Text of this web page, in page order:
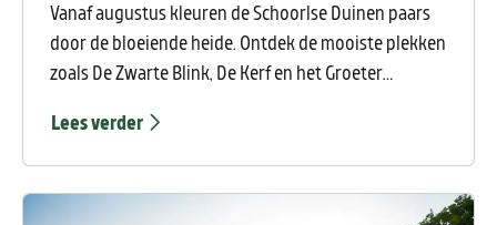
Vanaf augustus kleuren de Schoorlse Duinen paars
door de bloeiende heide. Ontdek de mooiste plekken
zoals De Zwarte Blink, De Kerf en het Groeter
het duinlandschap.
Lees verder